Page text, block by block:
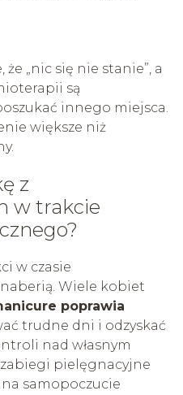
że „nic się nie stanie”, a
są
innego miejsca.
większe niż
z
w trakcie
w czasie
Wiele kobiet
poprawia
trudne dni i odzyskać
nad własnym
pielęgnacyjne
samopoczucie